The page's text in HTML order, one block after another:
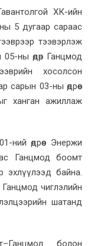
ХК-ийн
5 дугаар сараас
тээвэрлэж
ны өдөр Ганцмод
хосолсон
сарын 03-ны өдрөөс
ханган ажиллаж
өдрөөс Энержи
Ганцмод боомт
эхлүүлээд байна.
чиглэлийн
шатанд
болон